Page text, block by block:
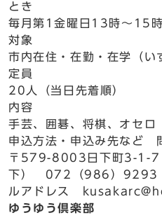
とき
毎月第1金曜日13時～15
対象
市内在住・在勤・在学（い
定員
20人（当日先着順）
内容
手芸、囲碁、将棋、オセ
申込方法・申込み先など
〒579-8003日下町3-1-7
下） 072（986）9293（
ルアドレス
ゆうゆう倶楽部